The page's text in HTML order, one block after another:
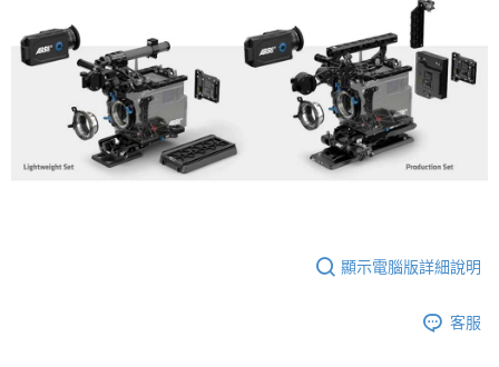
顯示電腦版詳細說明
客服